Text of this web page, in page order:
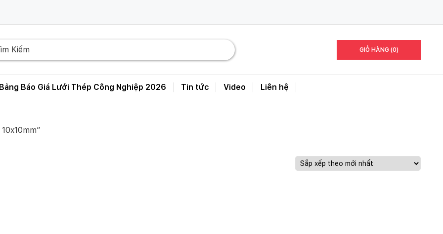
GIỎ HÀNG (0)
Bảng Báo Giá Lưới Thép Công Nghiệp 2026 Tin tức Video Liên hệ